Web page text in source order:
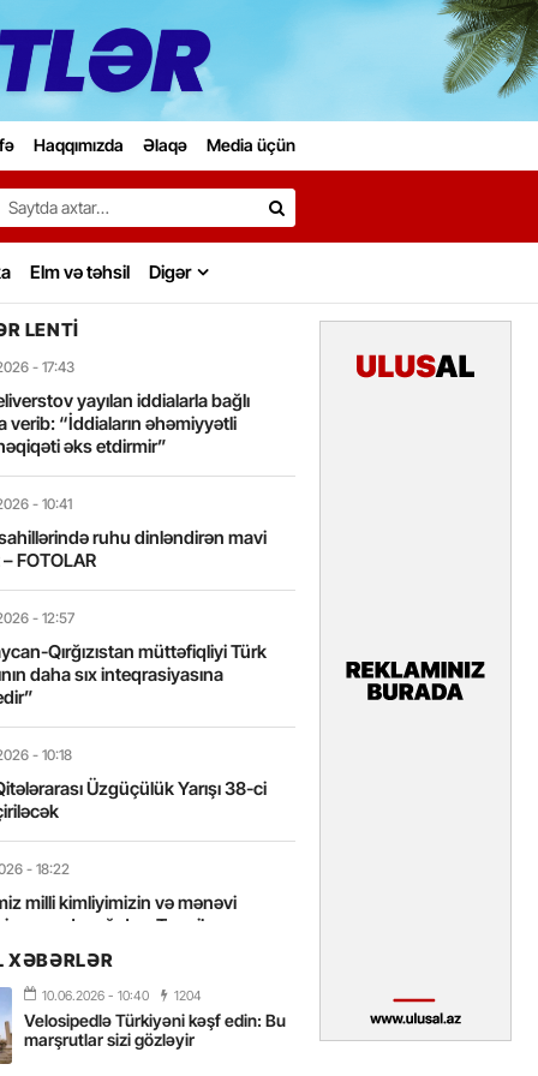
Haqqımızda Əlaqə Media üçün
Search…
Elm və təhsil Digər
LENTI
- 17:43
yayılan iddialarla bağlı
verib: “İddiaların əhəmiyyətli
əks etdirmir”
- 10:41
ruhu dinləndirən mavi
FOTOLAR
- 12:57
Qırğızıstan müttəfiqliyi Türk
daha sıx inteqrasiyasına
- 10:18
Üzgüçülük Yarışı 38-ci
- 18:22
milli kimliyimizin və mənəvi
əsas dayağıdır – Tənzilə
- 16:58
yalnız böyük liderlər dəyişir
XƏBƏRLƏR
10.06.2026 - 10:40 1204
Velosipedlə Türkiyəni kəşf edin: Bu
marşrutlar sizi gözləyir